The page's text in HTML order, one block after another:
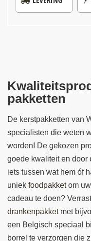
pakketten
De kerstpakketten van
specialisten die weten
worden! De gekozen
goede kwaliteit en door
iets tussen wat hem óf
uniek foodpakketom
cadeau te doen?
drankenpakketmet
een Belgisch speciaal
borrel te verzorgen die